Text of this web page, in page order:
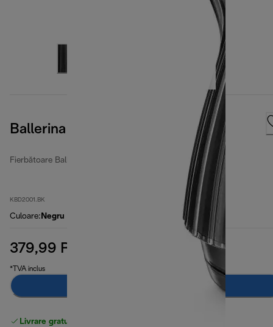
Ballerina Furnace Black
Fierbătoare Ballerina
KBD2001.BK
Culoare: Negru
379,99 RON preț inițial 449,99 RON
*TVA inclus
Livrare gratuită standard